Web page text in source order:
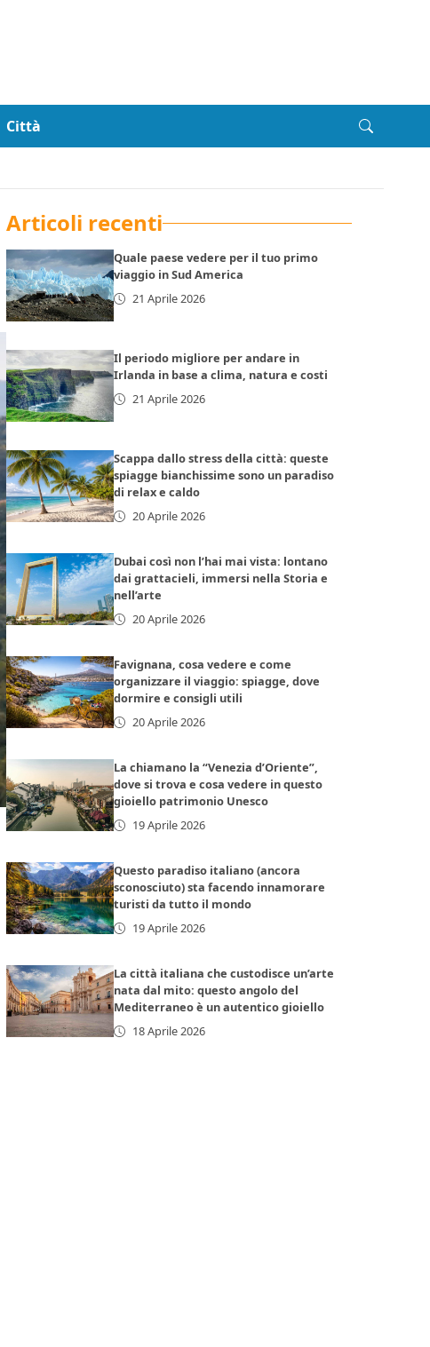
Città
Articoli recenti
Quale paese vedere per il tuo primo
viaggio in Sud America
21 Aprile 2026
Il periodo migliore per andare in
Irlanda in base a clima, natura e costi
21 Aprile 2026
Scappa dallo stress della città: queste
spiagge bianchissime sono un paradiso
di relax e caldo
20 Aprile 2026
Dubai così non l’hai mai vista: lontano
dai grattacieli, immersi nella Storia e
nell’arte
20 Aprile 2026
Favignana, cosa vedere e come
organizzare il viaggio: spiagge, dove
dormire e consigli utili
20 Aprile 2026
La chiamano la “Venezia d’Oriente”,
dove si trova e cosa vedere in questo
gioiello patrimonio Unesco
19 Aprile 2026
Questo paradiso italiano (ancora
sconosciuto) sta facendo innamorare
turisti da tutto il mondo
19 Aprile 2026
La città italiana che custodisce un’arte
nata dal mito: questo angolo del
Mediterraneo è un autentico gioiello
18 Aprile 2026